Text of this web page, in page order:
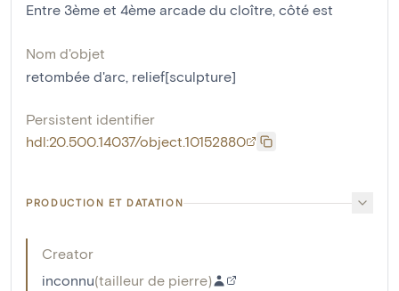
Entre 3ème et 4ème arcade du cloître, côté est
Nom d'objet
retombée d'arc, relief[sculpture]
Persistent identifier
hdl:20.500.14037/object.10152880
PRODUCTION ET DATATION
Creator
inconnu(tailleur de pierre)